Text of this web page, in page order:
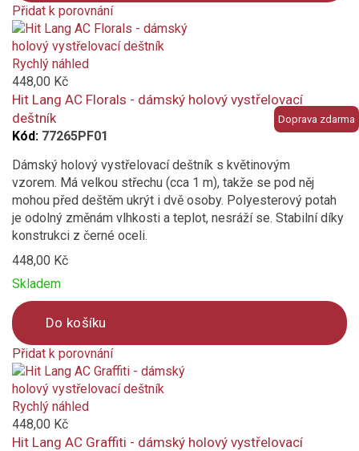
Přidat k porovnání
Product
is
added
to
compare
Doprava zdarma
Rychlý náhled
448,00 Kč
Hit Lang AC Florals - dámský holový vystřelovací
deštník
Kód: 77265PF01
Dámský holový vystřelovací deštník s květinovým
vzorem. Má velkou střechu (cca 1 m), takže se pod něj
mohou před deštěm ukrýt i dvě osoby. Polyesterový potah
je odolný změnám vlhkosti a teplot, nesráží se. Stabilní díky
konstrukci z černé oceli.
448,00 Kč
Skladem
Do košíku
Přidat k porovnání
Product
is
added
to
compare
Rychlý náhled
448,00 Kč
Hit Lang AC Graffiti - dámský holový vystřelovací